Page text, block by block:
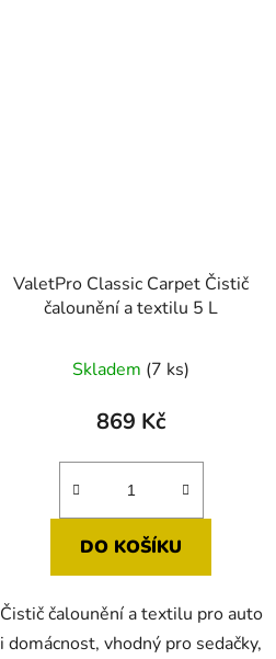
ValetPro Classic Carpet Čistič
čalounění a textilu 5 L
Skladem (7 ks)
869 Kč
DO KOŠÍKU
Čistič čalounění a textilu pro auto
i domácnost, vhodný pro sedačky,